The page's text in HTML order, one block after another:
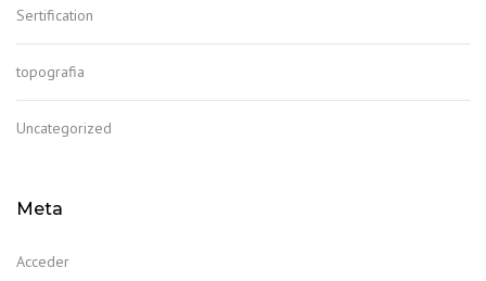
Sertification
topografia
Uncategorized
Meta
Acceder